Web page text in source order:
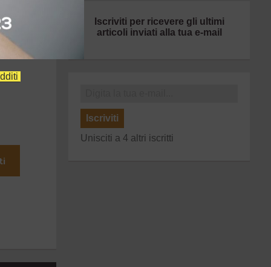
Iscriviti per ricevere gli ultimi
articoli inviati alla tua e-mail
Iscriviti
Unisciti a 4 altri iscritti